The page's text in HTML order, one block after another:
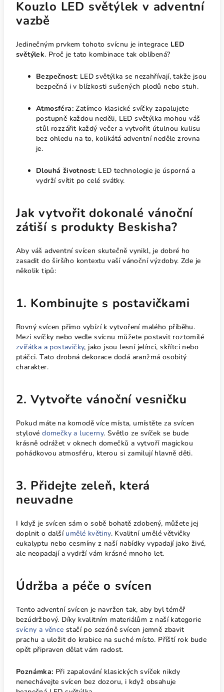
Kouzlo LED světýlek v adventní
vazbě
Jedinečným prvkem tohoto svícnu je integrace LED
světýlek. Proč je tato kombinace tak oblíbená?
Bezpečnost: LED světýlka se nezahřívají, takže jsou
bezpečná i v blízkosti sušených plodů nebo stuh.
Atmosféra: Zatímco klasické svíčky zapalujete
postupně každou neděli, LED světýlka mohou váš
stůl rozzářit každý večer a vytvořit útulnou kulisu
bez ohledu na to, kolikátá adventní neděle zrovna
je.
Dlouhá životnost: LED technologie je úsporná a
vydrží svítit po celé svátky.
Jak vytvořit dokonalé vánoční
zátiší s produkty Beskisha?
Aby váš adventní svícen skutečně vynikl, je dobré ho
zasadit do širšího kontextu vaší vánoční výzdoby. Zde je
několik tipů:
1. Kombinujte s postavičkami
Rovný svícen přímo vybízí k vytvoření malého příběhu.
Mezi svíčky nebo vedle svícnu můžete postavit roztomilé
zvířátka a postavičky, jako jsou lesní jelínci, skřítci nebo
ptáčci. Tato drobná dekorace dodá aranžmá osobitý
charakter.
2. Vytvořte vánoční vesničku
Pokud máte na komodě více místa, umístěte za svícen
stylovédomečky a lucerny. Světlo ze svíček se bude
krásně odrážet v oknech domečků a vytvoří magickou
pohádkovou atmosféru, kterou si zamilují hlavně děti.
3. Přidejte zeleň, která
neuvadne
I když je svícen sám o sobě bohatě zdobený, můžete jej
doplnit o další umělé květiny. Kvalitní umělé větvičky
eukalyptu nebo cesmíny z naší nabídky vypadají jako živé,
ale neopadají a vydrží vám krásné mnoho let.
Údržba a péče o svícen
Tento adventní svícen je navržen tak, aby byl téměř
bezúdržbový. Díky kvalitním materiálům z naší kategorie
svícny a věnce stačí po sezóně svícen jemně zbavit
prachu a uložit do krabice na suché místo. Příští rok bude
opět připraven dělat vám radost.
Poznámka: Při zapalování klasických svíček nikdy
nenechávejte svícen bez dozoru, i když obsahuje